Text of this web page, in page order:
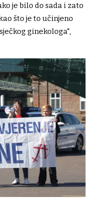
je bilo do sada i zato
što je to učinjeno
ginekologa",